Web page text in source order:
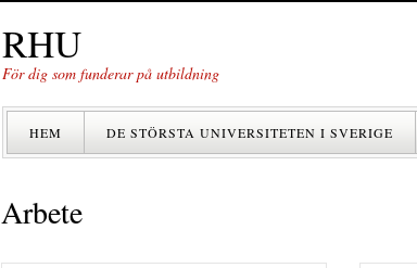
RHU
För dig som funderar på utbildning
HEM DE STÖRSTA UNIVERSITETEN I SVERIGE
Arbete